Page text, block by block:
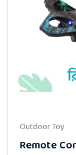
Outdoor Toy
Remote